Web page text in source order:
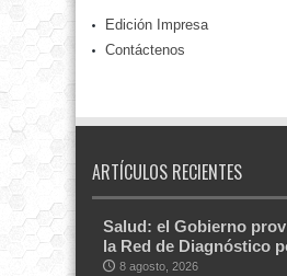
Edición Impresa
Contáctenos
ARTÍCULOS RECIENTES
Salud: el Gobierno
la Red de Diagnóstico
8 agosto, 2026